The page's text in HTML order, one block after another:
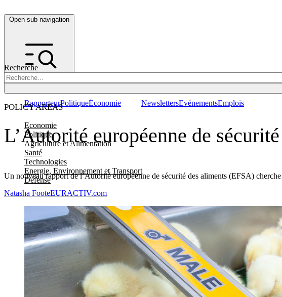
Open sub navigation
Recherche
POLICY AREAS
Economie
Politique
Agriculture et Alimentation
Santé
Technologies
Energie, Environnement et Transport
Défense
RapporteurPolitiqueÉconomie NewslettersEvénementsEmplois
L’Autorité européenne de
Un nouveau rapport de l’Autorité européenne de sécurité des aliments (EFSA)
Natasha FooteEURACTIV.com